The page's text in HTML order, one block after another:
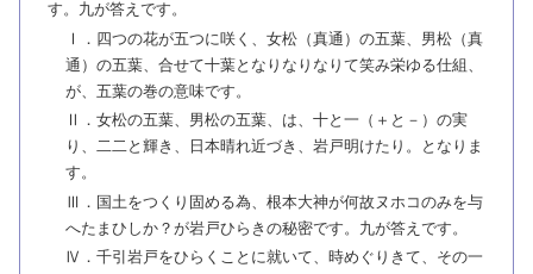
す。九が答えです。
Ⅰ．四つの花が五つに咲く、女松（真通）の五葉、男松（真
通）の五葉、合せて十葉となりなりなりて笑み栄ゆる仕組、
が、五葉の巻の意味です。
Ⅱ．女松の五葉、男松の五葉、は、十と一（＋と－）の実
り、二二と輝き、日本晴れ近づき、岩戸明けたり。となりま
す。
Ⅲ．国土をつくり固める為、根本大神が何故ヌホコのみを与
へたまひしか？が岩戸ひらきの秘密です。九が答えです。
Ⅳ．千引岩戸をひらくことに就いて、時めぐりきて、その一